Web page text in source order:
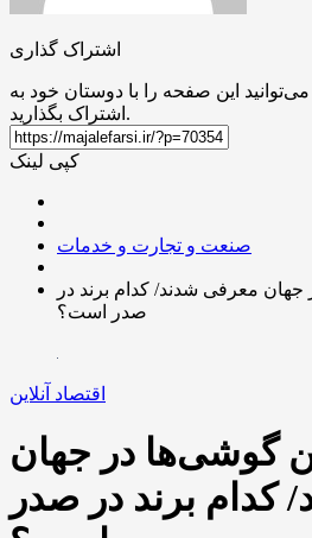
اشتراک گذاری
این صفحه را با دوستان خود به
اشتراک بگذارید.
کپی لینک
صنعت و تجارت و خدمات
معرفی شدند/ کدام برند در
صدر است؟
اقتصاد آنلاین
گوشی‌ها در جهان
کدام برند در صدر